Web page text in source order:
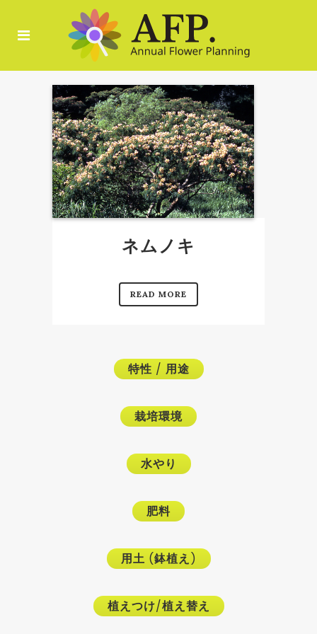
ネムノキ
READ MORE
特性/ 用途
栽培環境
水やり
肥料
用土 (鉢植え)
植えつけ/植え替え